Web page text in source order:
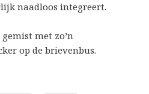
naadloos integreert.
met zo’n
op de brievenbus.